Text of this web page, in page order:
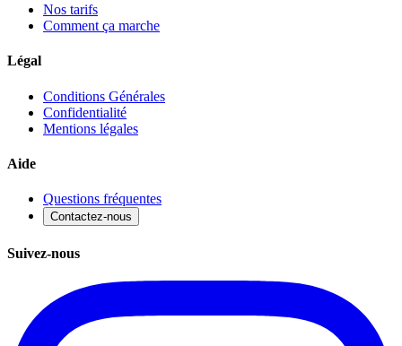
Nos tarifs
Comment ça marche
Légal
Conditions Générales
Confidentialité
Mentions légales
Aide
Questions fréquentes
Contactez-nous
Suivez-nous